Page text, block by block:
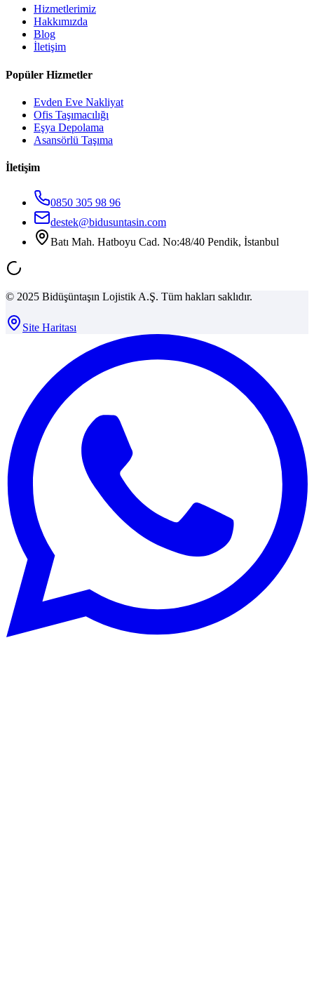
Hizmetlerimiz
Hakkımızda
Blog
İletişim
Popüler Hizmetler
Evden Eve Nakliyat
Ofis Taşımacılığı
Eşya Depolama
Asansörlü Taşıma
İletişim
0850 305 98 96
destek@bidusuntasin.com
Batı Mah. Hatboyu Cad. No:48/40 Pendik, İstanbul
© 2025 Bidüşüntaşın Lojistik A.Ş. Tüm hakları saklıdır.
Site Haritası